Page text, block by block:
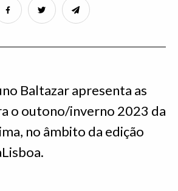
Baltazar apresenta as
o outono/inverno 2023 da
no âmbito da edição